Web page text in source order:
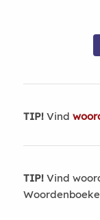
TIP!Vind
TIP!Vind